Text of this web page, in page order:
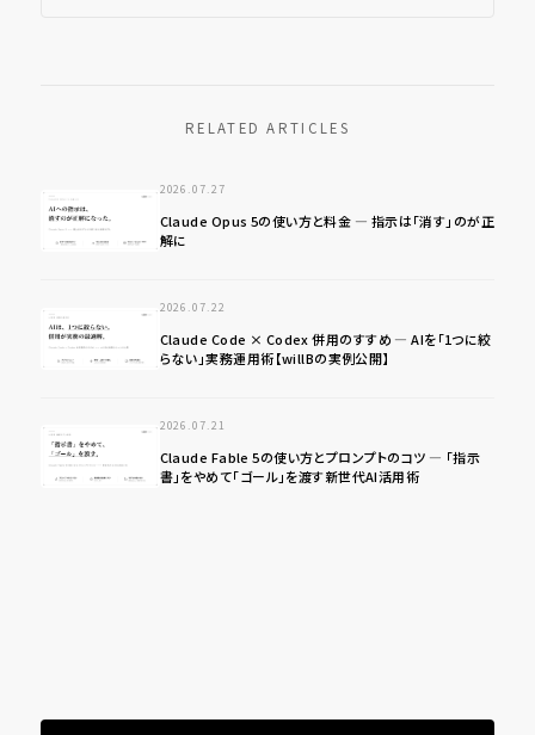
RELATED ARTICLES
2026.07.27
Claude Opus 5の使い方と料金 ― 指示は「消す」のが正
解に
2026.07.22
Claude Code × Codex 併用のすすめ ― AIを「1つに絞
らない」実務運用術【willBの実例公開】
2026.07.21
Claude Fable 5の使い方とプロンプトのコツ ― 「指示
書」をやめて「ゴール」を渡す新世代AI活用術